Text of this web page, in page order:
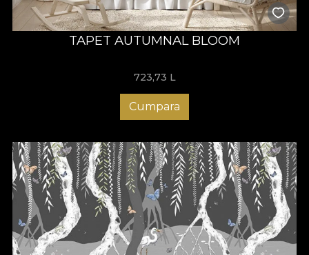
TAPET AUTUMNAL BLOOM
723,73 L
Cumpara